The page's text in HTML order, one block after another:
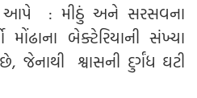
આપે : મીઠું અને સરસવના
બેક્ટેરિયાની સંખ્યા
જેનાથી શ્વાસની દુર્ગંધ ઘટી